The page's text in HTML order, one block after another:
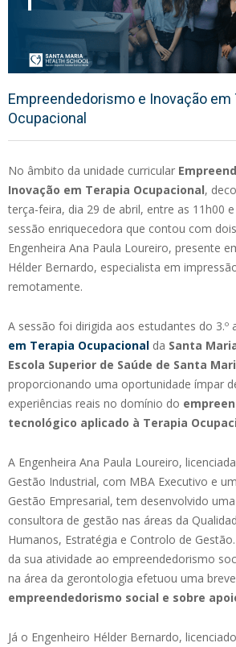
Empreendedorismo e Inovação em
Ocupacional
No âmbito da unidade curricular
Inovação em Terapia Ocupacional,
terça-feira, dia 29 de abril, entre as 11h00
sessão enriquecedora que contou com
Engenheira Ana Paula Loureiro, presente
Hélder Bernardo, especialista em
remotamente.
A sessão foi dirigida aos estudantes do 3.º
em Terapia Ocupacional da Santa
Escola Superior de Saúde de Santa
proporcionando uma oportunidade ímpar
experiências reais no domínio do
tecnológico aplicado à Terapia
A Engenheira Ana Paula Loureiro,
Gestão Industrial, com MBA Executivo e
Gestão Empresarial, tem desenvolvido
consultora de gestão nas áreas da
Humanos, Estratégia e Controlo de
da sua atividade ao empreendedorismo
na área da gerontologia efetuou uma
empreendedorismo social e sobre
Já o Engenheiro Hélder Bernardo,